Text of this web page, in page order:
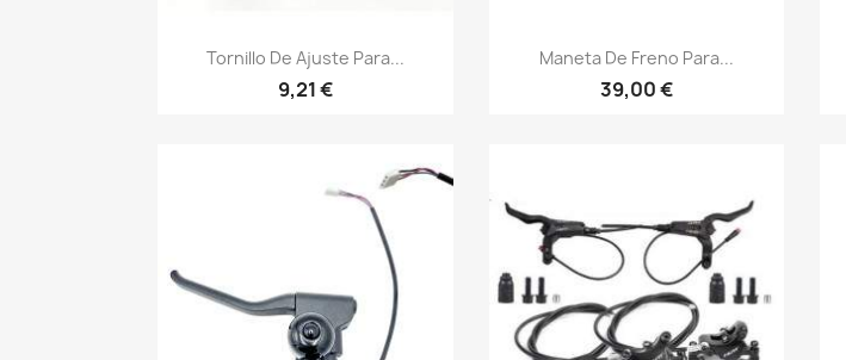
Vista rápida
Tornillo De Ajuste Para...
9,21 €
Vista rápida
Maneta De Freno Para...
39,00 €